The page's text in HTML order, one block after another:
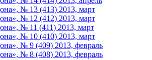
№ 13 (413) 2013, март
№ 12 (412) 2013, март
№ 11 (411) 2013, март
№ 10 (410) 2013, март
№ 9 (409) 2013, февраль
№ 8 (408) 2013, февраль